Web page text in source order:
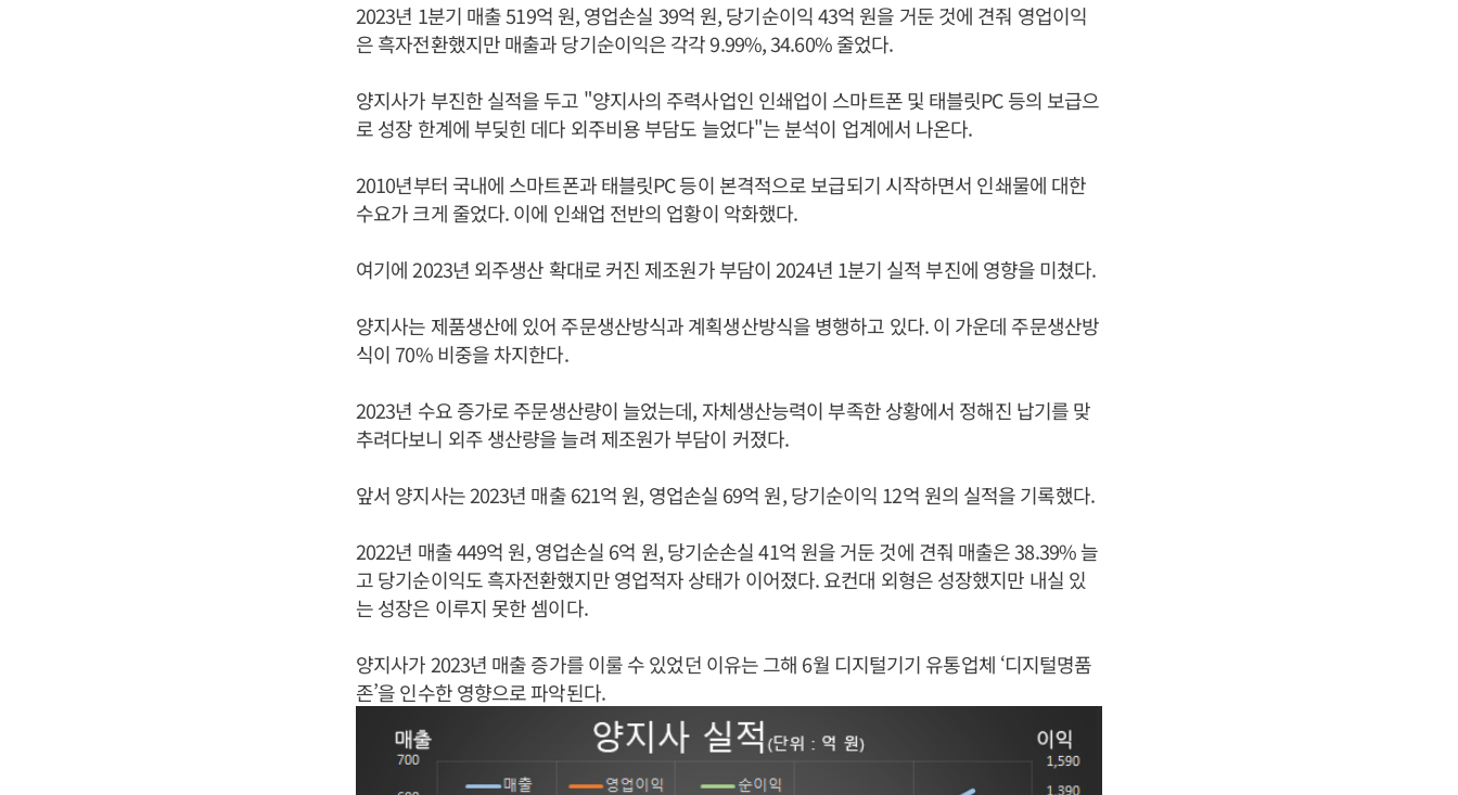
2023년 1분기 매출 519억 원, 영업손실 39억 원, 당기순이익 43억 원을 거둔 것에 견줘 영업이익
은 흑자전환했지만 매출과 당기순이익은 각각 9.99%, 34.60% 줄었다.
양지사가 부진한 실적을 두고 "양지사의 주력사업인 인쇄업이 스마트폰 및 태블릿PC 등의 보급으
로 성장 한계에 부딪힌 데다 외주비용 부담도 늘었다"는 분석이 업계에서 나온다.
2010년부터 국내에 스마트폰과 태블릿PC 등이 본격적으로 보급되기 시작하면서 인쇄물에 대한
수요가 크게 줄었다. 이에 인쇄업 전반의 업황이 악화했다.
여기에 2023년 외주생산 확대로 커진 제조원가 부담이 2024년 1분기 실적 부진에 영향을 미쳤다.
양지사는 제품생산에 있어 주문생산방식과 계획생산방식을 병행하고 있다. 이 가운데 주문생산방
식이 70% 비중을 차지한다.
2023년 수요 증가로 주문생산량이 늘었는데, 자체생산능력이 부족한 상황에서 정해진 납기를 맞
추려다보니 외주 생산량을 늘려 제조원가 부담이 커졌다.
앞서 양지사는 2023년 매출 621억 원, 영업손실 69억 원, 당기순이익 12억 원의 실적을 기록했다.
2022년 매출 449억 원, 영업손실 6억 원, 당기순손실 41억 원을 거둔 것에 견줘 매출은 38.39% 늘
고 당기순이익도 흑자전환했지만 영업적자 상태가 이어졌다. 요컨대 외형은 성장했지만 내실 있
는 성장은 이루지 못한 셈이다.
양지사가 2023년 매출 증가를 이룰 수 있었던 이유는 그해 6월 디지털기기 유통업체 ‘디지털명품
존’을 인수한 영향으로 파악된다.